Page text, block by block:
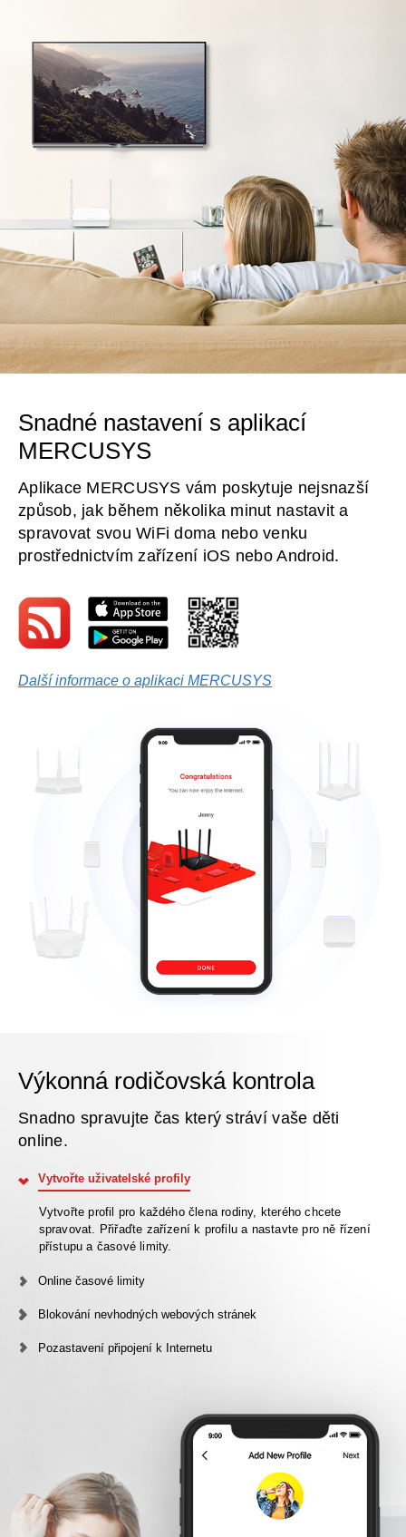
Snadné nastavení s aplikací
MERCUSYS
Aplikace MERCUSYS vám poskytuje nejsnazší
způsob, jak během několika minut nastavit a
spravovat svou WiFi doma nebo venku
prostřednictvím zařízení iOS nebo Android.
Další informace o aplikaci MERCUSYS
Výkonná rodičovská kontrola
Snadno spravujte čas který stráví vaše děti
online.
Vytvořte uživatelské profily
Vytvořte profil pro každého člena rodiny, kterého chcete
spravovat. Přiřaďte zařízení k profilu a nastavte pro ně řízení
přístupu a časové limity.
Online časové limity
Blokování nevhodných webových stránek
Pozastavení připojení k Internetu